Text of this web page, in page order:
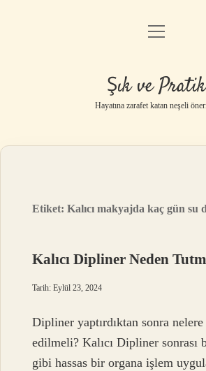
Anasayfa
Yasal Uyarı
menüyü
Şık ve Pratik
Hayatına zarafet katan neşeli
Etiket:Kalıcı makyajda kaç gün su
Kalıcı Dipliner Neden
Tarih: Eylül 23, 2024
Dipliner yaptırdıktan sonra
edilmeli? Kalıcı Dipliner sonrası
gibi hassas bir organa işlem